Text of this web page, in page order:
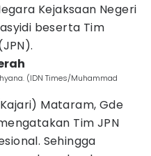
Kejaksaan Negeri
beserta Tim
(IDN Times/Muhammad
Mataram, Gde
Tim JPN
Sehingga